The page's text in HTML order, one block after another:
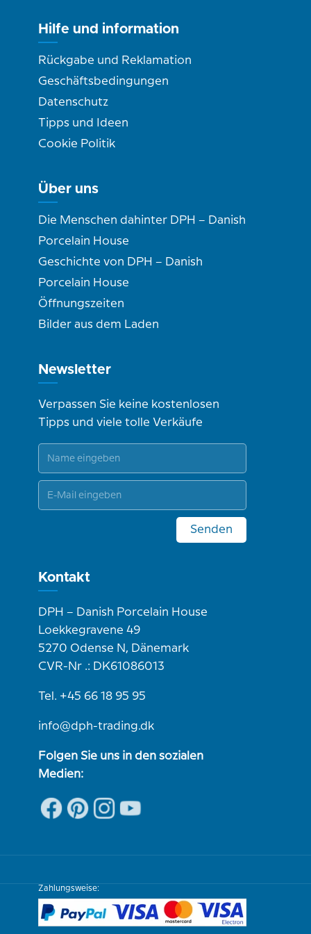
Hilfe und information
Rückgabe und Reklamation
Geschäftsbedingungen
Datenschutz
Tipps und Ideen
Cookie Politik
Über uns
Die Menschen dahinter DPH – Danish
Porcelain House
Geschichte von DPH – Danish
Porcelain House
Öffnungszeiten
Bilder aus dem Laden
Newsletter
Verpassen Sie keine kostenlosen
Tipps und viele tolle Verkäufe
Senden
Kontakt
DPH – Danish Porcelain House
Loekkegravene 49
5270 Odense N, Dänemark
CVR-Nr .: DK61086013
Tel. +45 66 18 95 95
info@dph-trading.dk
Folgen Sie uns in den sozialen
Medien:
Zahlungsweise: